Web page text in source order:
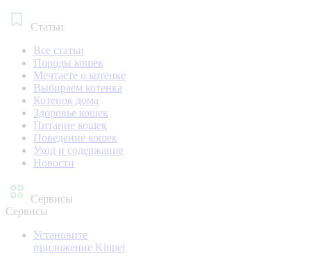
Статьи
Все статьи
Породы кошек
Мечтаете о котенке
Выбираем котенка
Котенок дома
Здоровье кошек
Питание кошек
Поведение кошек
Уход и содержание
Новости
Сервисы
Сервисы
Установите
приложение Kinpet